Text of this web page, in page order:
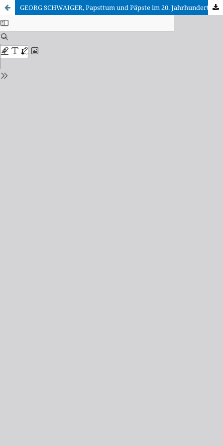
GEORG SCHWAIGER, Papsttum und Päpste im 20. Jahrhundert. Von Leo XIII. zu Johannes Paul II